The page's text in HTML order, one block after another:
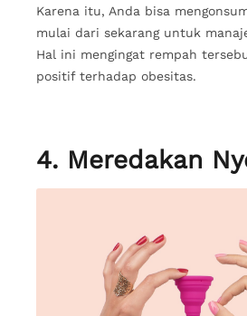
Karena itu, Anda bisa
mulai dari sekarang untuk
Hal ini mengingat rempah
positif terhadap obesitas.
4. Meredakan